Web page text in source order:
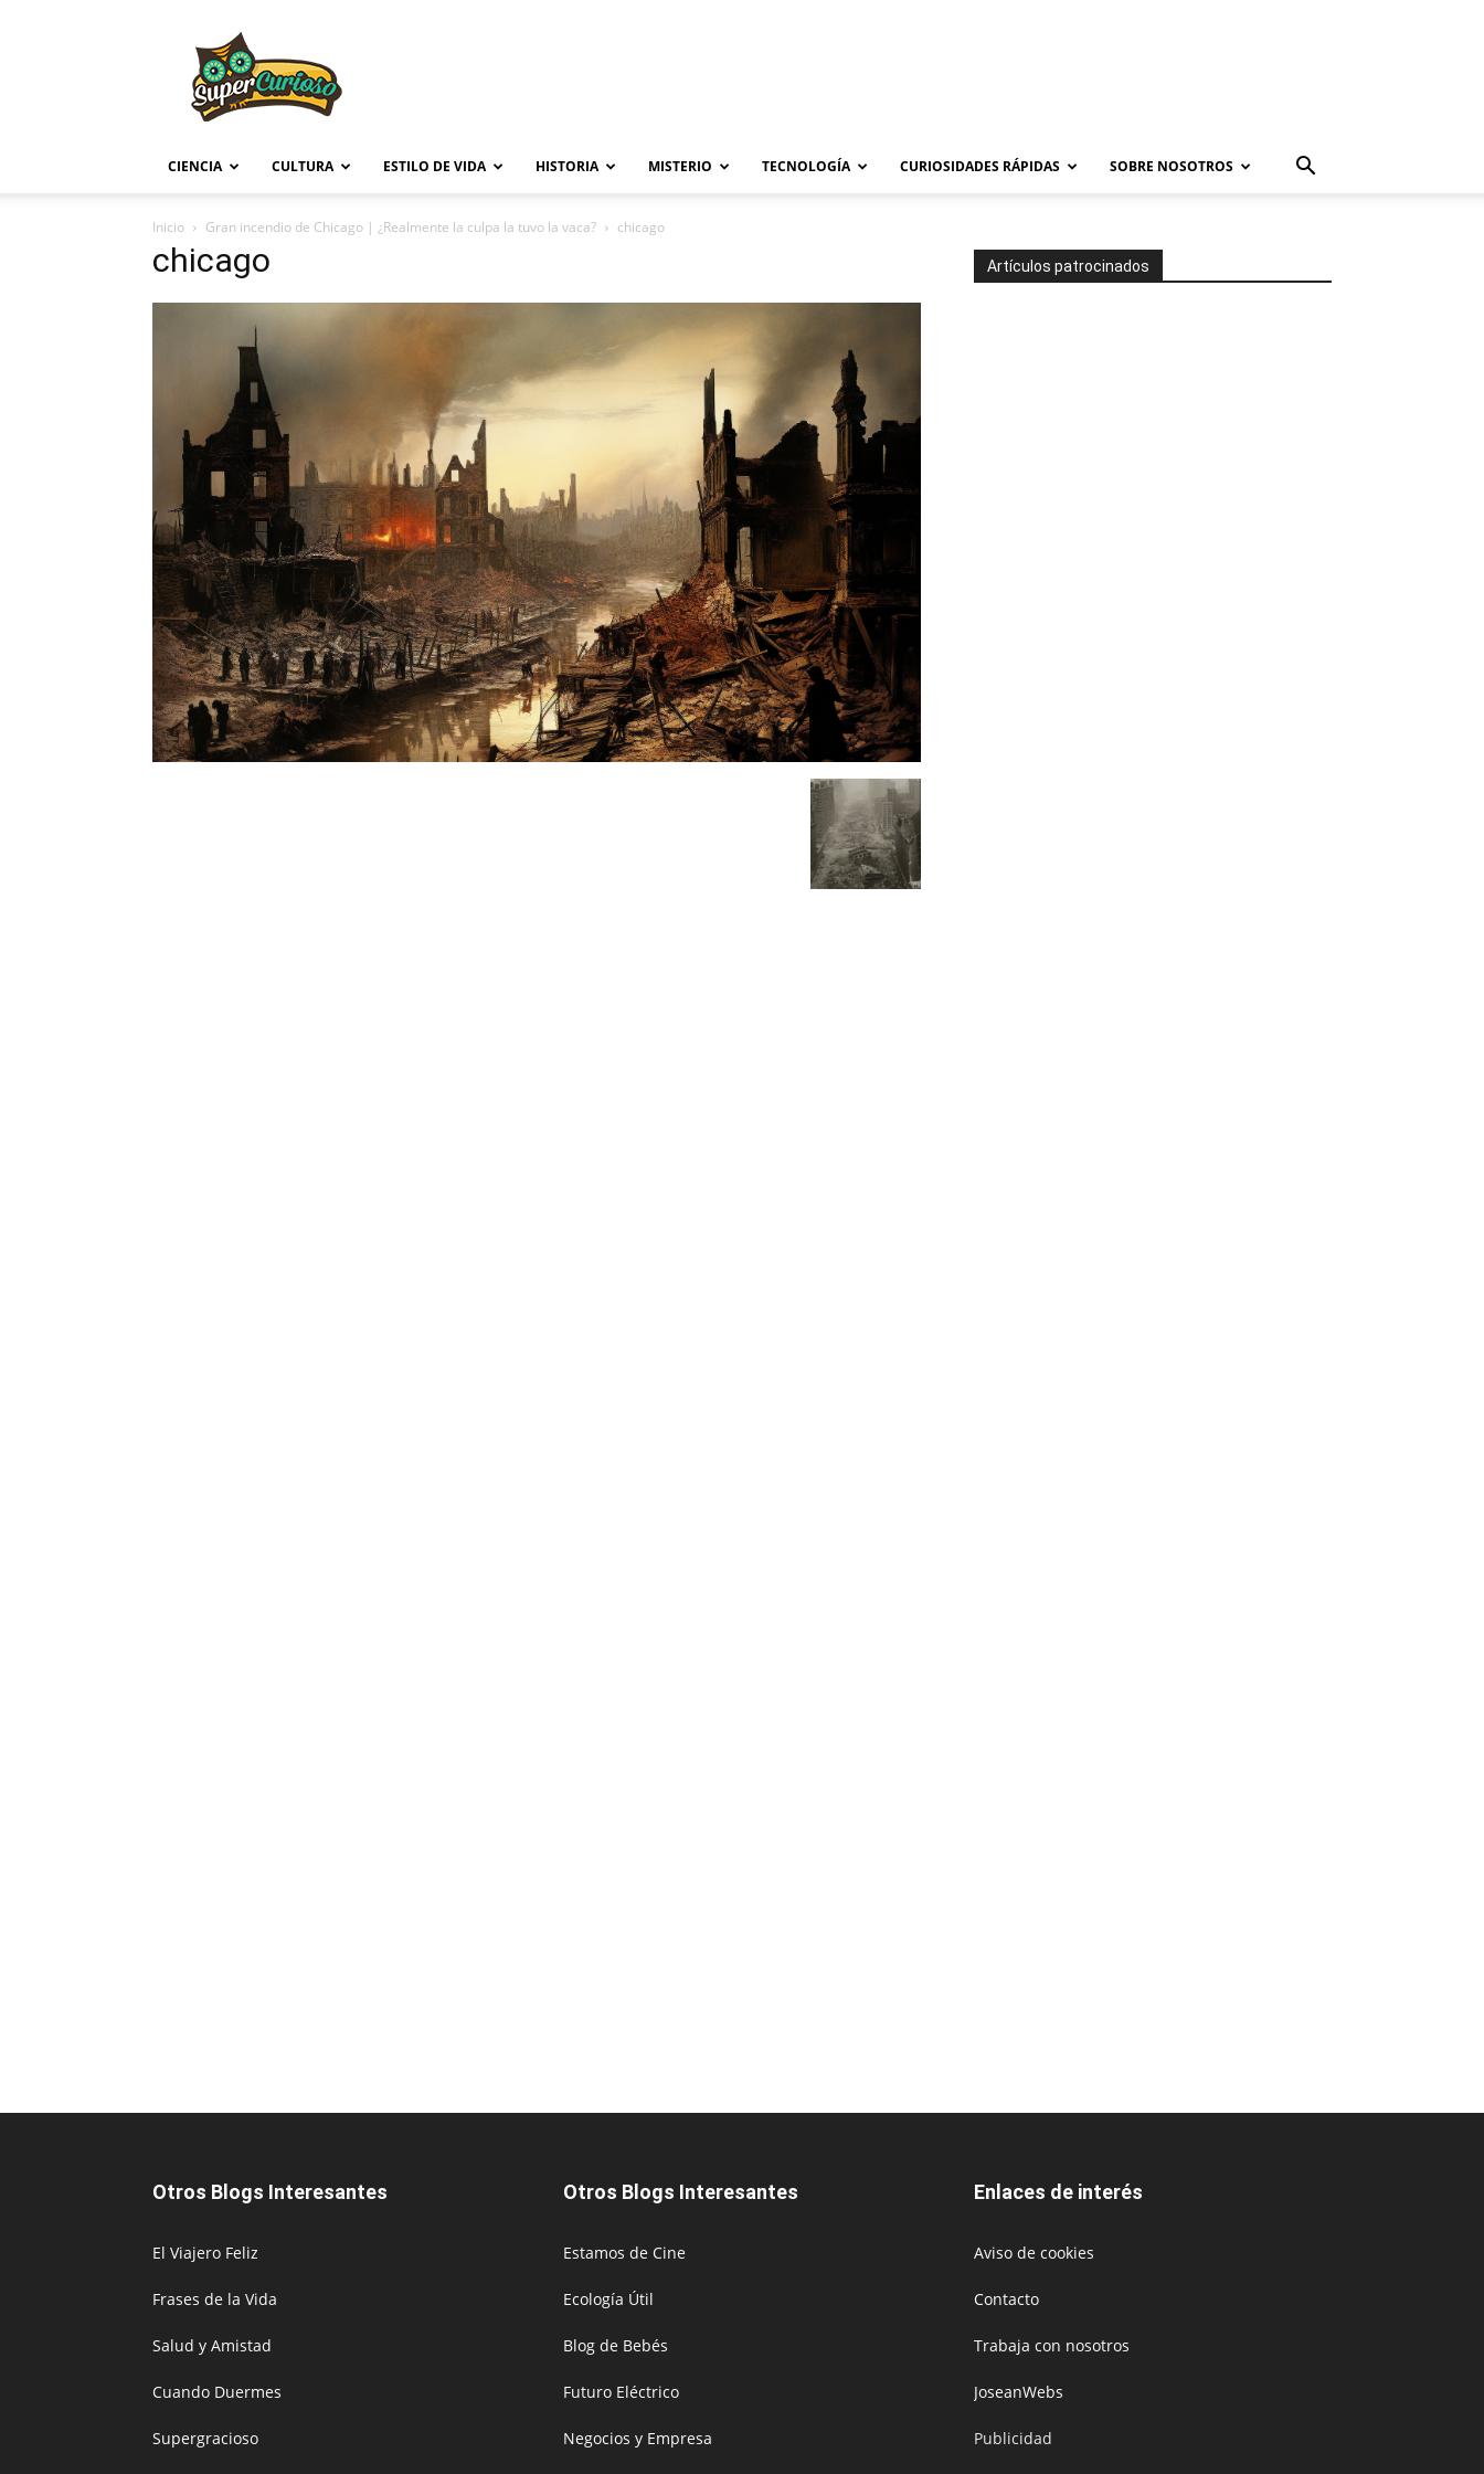
CIENCIA CULTURA ESTILO DE VIDA HISTORIA MISTERIO TECNOLOGÍA CURIOSIDADES RÁPIDAS SOBRE NOSOTROS
Inicio Gran incendio de Chicago | ¿Realmente la culpa la tuvo la vaca? chicago
chicago Artículos patrocinados
Otros Blogs Interesantes
El Viajero Feliz
Frases de la Vida
Salud y Amistad
Cuando Duermes
Supergracioso
Otros Blogs Interesantes
Estamos de Cine
Ecología Útil
Blog de Bebés
Futuro Eléctrico
Negocios y Empresa
Enlaces de interés
Aviso de cookies
Contacto
Trabaja con nosotros
JoseanWebs
Publicidad